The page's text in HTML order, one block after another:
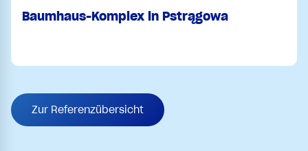
Baumhaus-Komplex in Pstrągowa
Zur Referenzübersicht